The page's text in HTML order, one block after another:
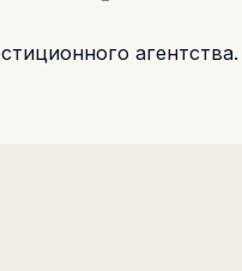
агентства.